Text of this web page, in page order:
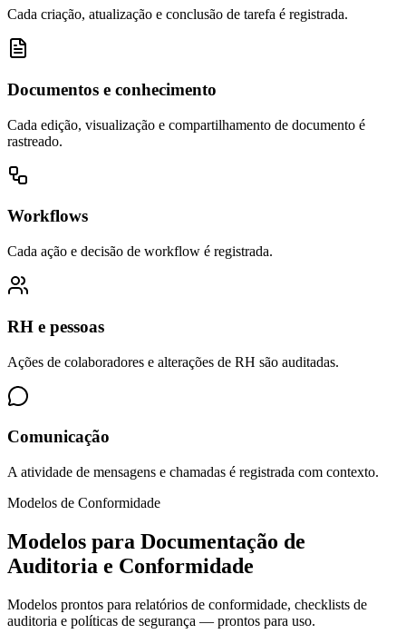
Cada criação, atualização e conclusão de tarefa é registrada.
Documentos e conhecimento
Cada edição, visualização e compartilhamento de documento é
rastreado.
Workflows
Cada ação e decisão de workflow é registrada.
RH e pessoas
Ações de colaboradores e alterações de RH são auditadas.
Comunicação
A atividade de mensagens e chamadas é registrada com contexto.
Modelos de Conformidade
Modelos para Documentação de
Auditoria e Conformidade
Modelos prontos para relatórios de conformidade, checklists de
auditoria e políticas de segurança — prontos para uso.